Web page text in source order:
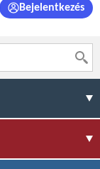
Bejelentkezés